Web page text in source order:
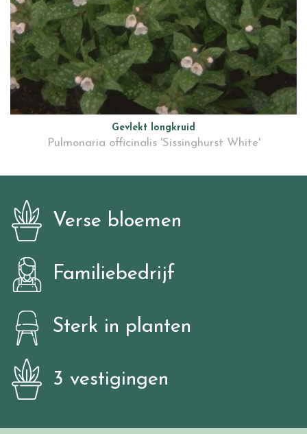
Gevlekt longkruid
Pulmonaria officinalis 'Sissinghurst White'
Verse bloemen
Familiebedrijf
Sterk in planten
3 vestigingen